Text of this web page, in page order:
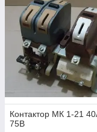
Контактор МК 1-21
75В